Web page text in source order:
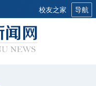
校友之家 导航